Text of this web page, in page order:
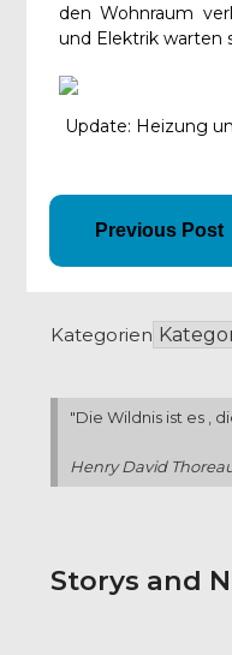
den Wohnraum
und Elektrik warten
Update: Heizung
Previous Post
Kategorien
"Die Wildnis ist es ,
Henry David
Storys and